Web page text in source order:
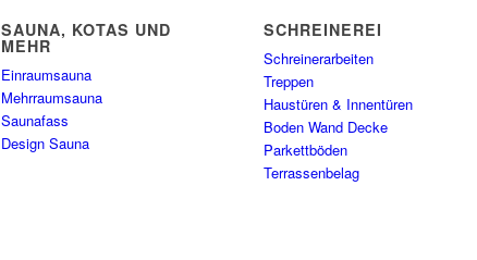
SAUNA, KOTAS UND
MEHR
Einraumsauna
Mehrraumsauna
Saunafass
Design Sauna
SCHREINEREI
Schreinerarbeiten
Treppen
Haustüren & Innentüren
Boden Wand Decke
Parkettböden
Terrassenbelag